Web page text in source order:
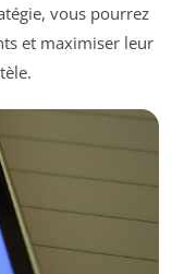
vous pourrez
et maximiser leur